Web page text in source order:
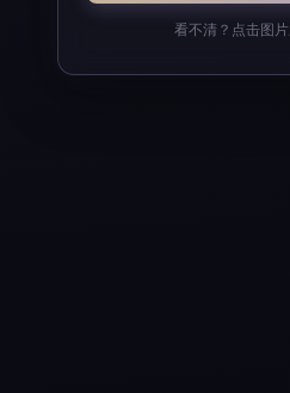
看不清？点击图